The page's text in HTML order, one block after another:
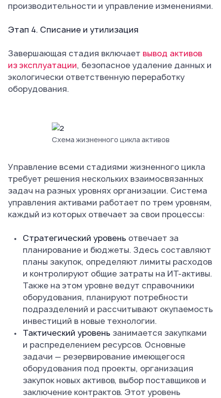
производительности и управление изменениями.
Этап 4. Списание и утилизация
Завершающая стадия включает вывод активов
из эксплуатации, безопасное удаление данных и
экологически ответственную переработку
оборудования.
Схема жизненного цикла активов
Управление всеми стадиями жизненного цикла
требует решения нескольких взаимосвязанных
задач на разных уровнях организации. Система
управления активами работает по трем уровням,
каждый из которых отвечает за свои процессы:
Стратегический уровень отвечает за
планирование и бюджеты. Здесь составляют
планы закупок, определяют лимиты расходов
и контролируют общие затраты на ИТ-активы.
Также на этом уровне ведут справочники
оборудования, планируют потребности
подразделений и рассчитывают окупаемость
инвестиций в новые технологии.
Тактический уровень занимается закупками
и распределением ресурсов. Основные
задачи — резервирование имеющегося
оборудования под проекты, организация
закупок новых активов, выбор поставщиков и
заключение контрактов. Этот уровень